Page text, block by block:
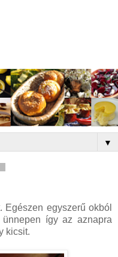
▼
egyszerű okból
így az aznapra
kicsit.